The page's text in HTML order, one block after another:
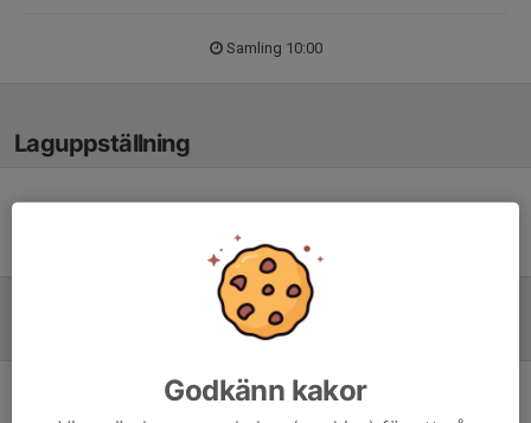
Samling 10:00
Laguppställning
Inget skrivet
Godkänn kakor